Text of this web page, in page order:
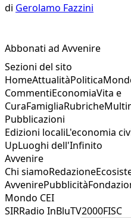
di Gerolamo Fazzini
Abbonati ad Avvenire
Sezioni del sito
HomeAttualitàPolitica
CommentiEconomiaVita e
CuraFamigliaRubriche
Pubblicazioni
Edizioni localiL'economia
UpLuoghi dell'Infinito
Avvenire
Chi siamoRedazione
AvvenirePubblicità
Mondo CEI
SIRRadio InBluTV2000FISC